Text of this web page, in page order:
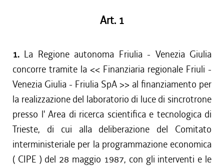
Art. 1
1. La Regione autonoma Friulia - Venezia Giulia
concorre tramite la << Finanziaria regionale Friuli -
Venezia Giulia - Friulia SpA >> al finanziamento per
la realizzazione del laboratorio di luce di sincrotrone
presso l' Area di ricerca scientifica e tecnologica di
Trieste, di cui alla deliberazione del Comitato
interministeriale per la programmazione economica
( CIPE ) del 28 maggio 1987, con gli interventi e le